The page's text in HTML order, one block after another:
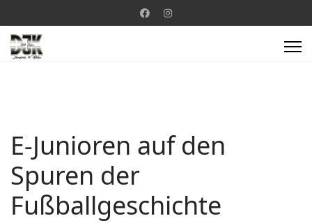
E-Junioren auf den
Spuren der
Fußballgeschichte